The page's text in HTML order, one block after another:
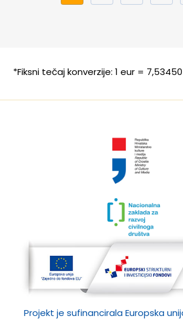
*Fiksni tečaj konverzije: 1 eur = 7,53450
Projekt je sufinancirala Europska